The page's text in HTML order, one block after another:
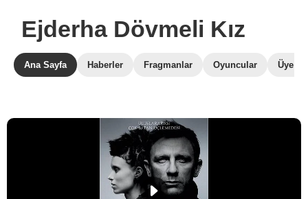
Ejderha Dövmeli Kız
Ana Sayfa Haberler Fragmanlar Oyuncular Üye